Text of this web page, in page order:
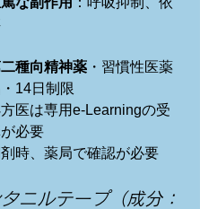
種向精神薬 ・習慣性医薬
14日制限
医は専用e-Learningの受
必要
時、薬局で確認が必要
ニルテープ（成分：